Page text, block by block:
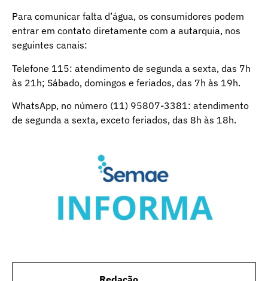
Para comunicar falta d’água, os consumidores podem
entrar em contato diretamente com a autarquia, nos
seguintes canais:
Telefone 115: atendimento de segunda a sexta, das 7h
às 21h; Sábado, domingos e feriados, das 7h às 19h.
WhatsApp, no número (11) 95807-3381: atendimento
de segunda a sexta, exceto feriados, das 8h às 18h.